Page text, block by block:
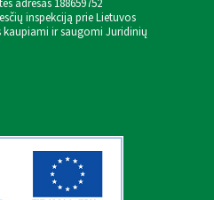
adresas 188659752
inspekciją prie Lietuvos
kaupiami ir saugomi Juridinių